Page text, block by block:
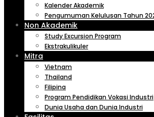
Kalender Akademik
Pengumuman Kelulusan Tahun
Non Akademik
Study Excursion Program
Ekstrakulikuler
Mitra
Vietnam
Thailand
Filipina
Program Pendidikan Vokasi Industri
Dunia Usaha dan Dunia Industri